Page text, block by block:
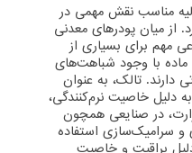
مناسب نقش مهمی در
از میان پودرهای معدنی
مهم برای بسیاری از
ماده با وجود شباهت‌های
دارند. تالک، به عنوان
دلیل خاصیت نرم‌کنندگی،
در صنایعی همچون
و سرامیک‌سازی استفاده
براقیت و خاصیت